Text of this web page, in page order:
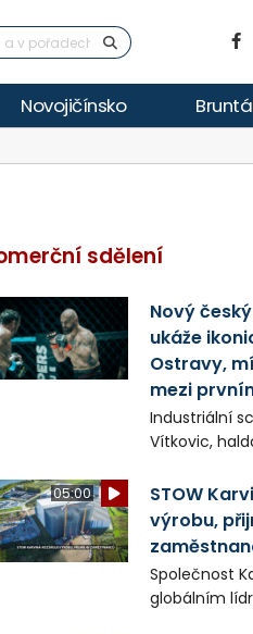
Novojičínsko
sdělení
Nový
ukáže
Ostravy,
mezi
Industriální
Vítkovic,
ikonická
objeví v
Bojovník,
Frič a Tomáš
05:00
STOW
výrobu,
Společnost
globálním